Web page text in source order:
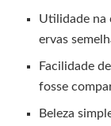
Utilidade na
ervas
Facilidade
fosse
Beleza